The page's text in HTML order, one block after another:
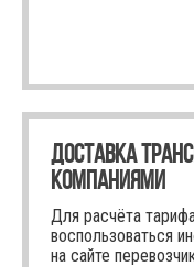
ДОСТАВКА
КОМПАНИЯМИ
Для расчёта
воспользоваться
на сайте